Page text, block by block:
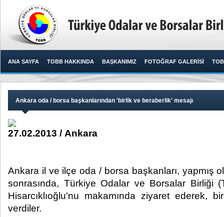
ANA SAYFA TOBB HAKKINDA BAŞKANIMIZ FOTOĞRAF GALERİSİ
​Ankara oda / borsa başkanlarından 'birlik ve beraberlik' mesajı
27.02.2013 / Ankara
Ankara il ve ilçe oda / borsa başkanları, yapmış
sonrasında, Türkiye Odalar ve Borsalar Birliği
Hisarcıklıoğlu'nu makamında ziyaret ederek,
verdiler. ​